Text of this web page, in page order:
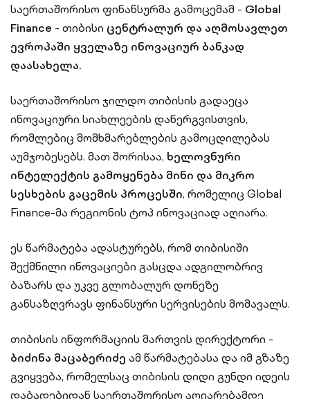
საერთაშორისო ფინანსურმა გამოცემამ - Global
Finance - თიბისი ცენტრალურ და აღმოსავლეთ
ევროპაში ყველაზე ინოვაციურ ბანკად
დაასახელა.
საერთაშორისო ჯილდო თიბისის გადაეცა
ინოვაციური სიახლეების დანერგვისთვის,
რომლებიც მომხმარებლების გამოცდილებას
აუმჯობესებს. მათ შორისაა, ხელოვნური
ინტელექტის გამოყენება მინი და მიკრო
სესხების გაცემის პროცესში, რომელიც Global
Finance-მა რეგიონის ტოპ ინოვაციად აღიარა.
ეს წარმატება ადასტურებს, რომ თიბისიში
შექმნილი ინოვაციები გასცდა ადგილობრივ
ბაზარს და უკვე გლობალურ დონეზე
განსაზღვრავს ფინანსური სერვისების მომავალს.
თიბისის ინფორმაციის მართვის დირექტორი -
ბიძინა მაცაბერიძე ამ წარმატებასა და იმ გზაზე
გვიყვება, რომელსაც თიბისის დიდი გუნდი იდეის
დაბადებიდან საერთაშორისო აღიარებამდე